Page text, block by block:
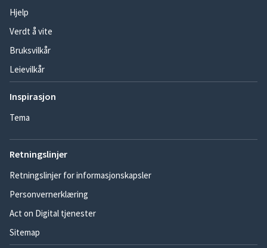
Hjelp
Verdt å vite
Bruksvilkår
Leievilkår
Inspirasjon
Tema
Retningslinjer
Retningslinjer for informasjonskapsler
Personvernerklæring
Act on Digital tjenester
Sitemap